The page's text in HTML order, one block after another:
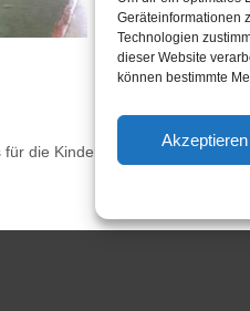
Geräteinformationen
Technologien
dieser Website
können bestimmte
Akzeptieren
die Kinder-Laufgruppe des SCR